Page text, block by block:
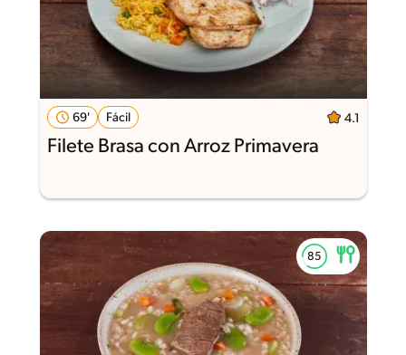
69' Fácil 4.1
Filete Brasa con Arroz Primavera